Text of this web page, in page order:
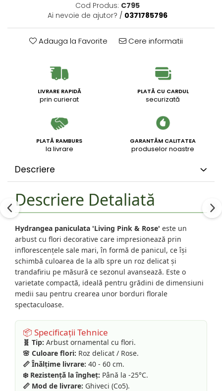
Cod Produs: C795
Ai nevoie de ajutor? / 0371785796
Adauga la Favorite Cere informatii
LIVRARE RAPIDĂ
prin curierat
PLATĂ CU CARDUL
securizată
PLATĂ RAMBURS
la livrare
GARANTĂM CALITATEA
produselor noastre
Descriere
Descriere Detaliată
Hydrangea paniculata 'Living Pink & Rose' este un
arbust cu flori decorative care impresionează prin
inflorescențele sale mari, în formă de panicul, ce își
schimbă culoarea de la alb spre un roz delicat și
trandafiriu pe măsură ce sezonul avansează. Este o
varietate compactă, ideală pentru grădini de dimensiuni
medii sau pentru crearea unor borduri florale
spectaculoase.
📦 Specificații Tehnice
🧬 Tip: Arbust ornamental cu flori.
🌸 Culoare flori: Roz delicat / Rose.
📏 Înălțime livrare: 40 - 60 cm.
❄️ Rezistență la îngheț: Până la -25°C.
📏 Mod de livrare: Ghiveci (Co5).